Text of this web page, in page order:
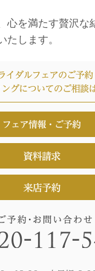
心を満たす贅沢な
たします。